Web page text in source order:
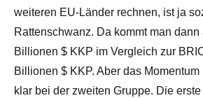
weiteren EU-Länder rechnen, ist ja
Rattenschwanz. Da kommt man dann
Billionen $ KKP im Vergleich zur
Billionen $ KKP. Aber das
klar bei der zweiten Gruppe. Die